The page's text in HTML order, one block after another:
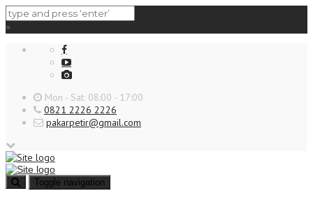
×
Mon - Sat: 08:00 - 17:00
0821 2226 2226
pakarpetir@gmail.com
Toggle navigation